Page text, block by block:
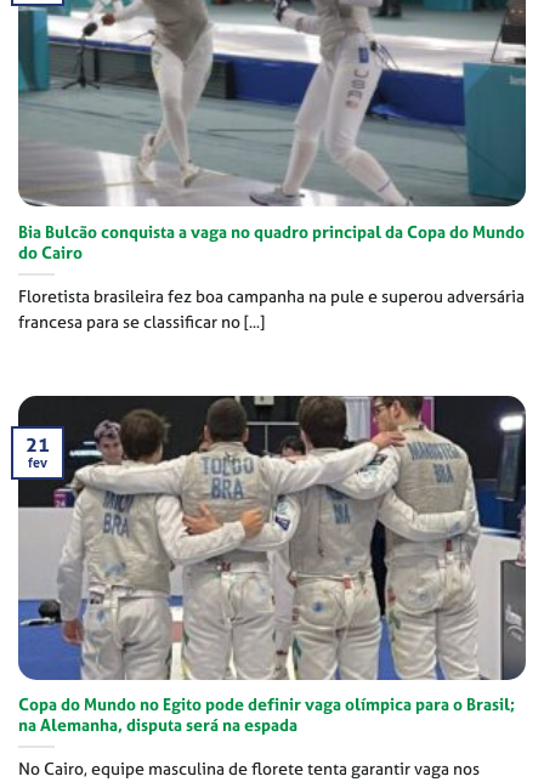
Bia Bulcão conquista a vaga no quadro principal da Copa do Mundo
do Cairo
Floretista brasileira fez boa campanha na pule e superou adversária
francesa para se classificar no [...]
Copa do Mundo no Egito pode definir vaga olímpica para o Brasil;
na Alemanha, disputa será na espada
No Cairo, equipe masculina de florete tenta garantir vaga nos
21
fev